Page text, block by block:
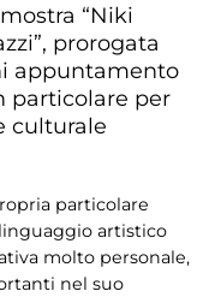
“Niki
prorogata
appuntamento
particolare per
culturale
particolare
artistico
molto personale,
nel suo